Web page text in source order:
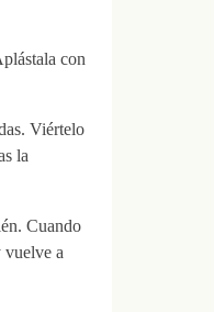
con
Viértelo
la
Cuando
vuelve a